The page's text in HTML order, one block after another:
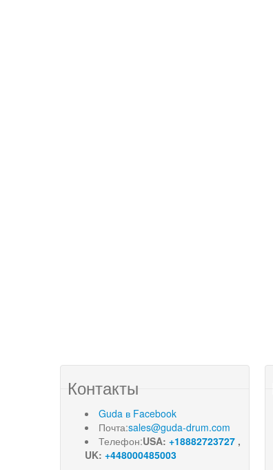
Контакты
Guda в Facebook
Почта:sales@guda-drum.com
Телефон:USA: +18882723727 ,
UK: +448000485003